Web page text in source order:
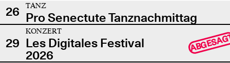
26
TANZ
Pro Senectute Tanznachmittag
29
KONZERT
Les Digitales Festival
2026